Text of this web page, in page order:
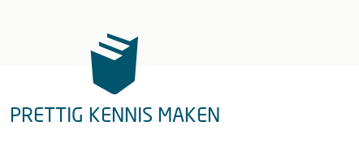
PRETTIG KENNIS MAKEN